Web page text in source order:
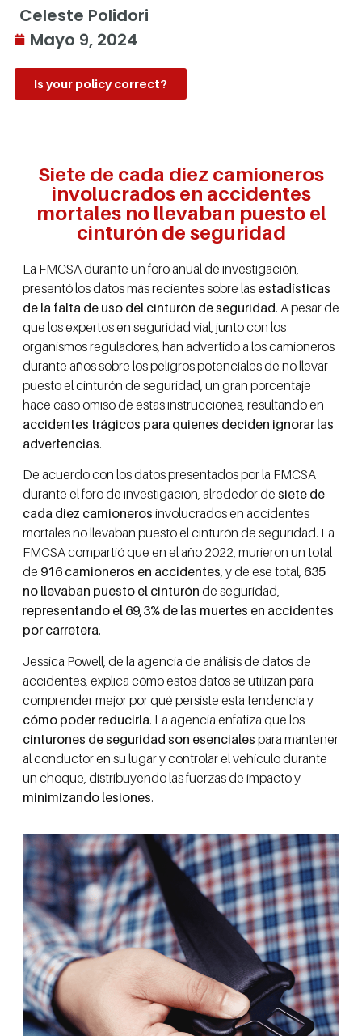
Celeste Polidori
Mayo 9, 2024
Is your policy correct?
Siete de cada diez camioneros
involucrados en accidentes
mortales no llevaban puesto el
cinturón de seguridad
La FMCSA durante un foro anual de investigación,
presentó los datos más recientes sobre las estadísticas
de la falta de uso del cinturón de seguridad. A pesar de
que los expertos en seguridad vial, junto con los
organismos reguladores, han advertido a los camioneros
durante años sobre los peligros potenciales de no llevar
puesto el cinturón de seguridad, un gran porcentaje
hace caso omiso de estas instrucciones, resultando en
accidentes trágicos para quienes deciden ignorar las
advertencias.
De acuerdo con los datos presentados por la FMCSA
durante el foro de investigación, alrededor de siete de
cada diez camioneros involucrados en accidentes
mortales no llevaban puesto el cinturón de seguridad. La
FMCSA compartió que en el año 2022, murieron un total
de 916 camioneros en accidentes, y de ese total, 635
no llevaban puesto el cinturón de seguridad,
representando el 69,3% de las muertes en accidentes
por carretera.
Jessica Powell, de la agencia de análisis de datos de
accidentes, explica cómo estos datos se utilizan para
comprender mejor por qué persiste esta tendencia y
cómo poder reducirla. La agencia enfatiza que los
cinturones de seguridad son esenciales para mantener
al conductor en su lugar y controlar el vehículo durante
un choque, distribuyendo las fuerzas de impacto y
minimizando lesiones.